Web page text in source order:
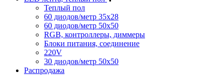
Теплый пол
60 диодов/метр 35x28
60 диодов/метр 50x50
RGB, контроллеры, диммеры
Блоки питания, соединение
220V
30 диодов/метр 50х50
Распродажа